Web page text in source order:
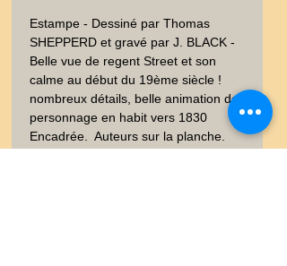
Estampe - Dessiné par Thomas
SHEPPERD et gravé par J. BLACK -
Belle vue de regent Street et son
calme au début du 19ème siècle !
nombreux détails, belle animation de
personnage en habit vers 1830
Encadrée.  Auteurs sur la planche.